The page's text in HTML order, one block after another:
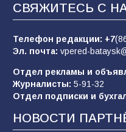
Морской квест в
воспитанники
74 01.08.2026
В детском саду № 35
строительные
спортивного
71 07.08.2026
СВЯЖИТЕСЬ С
Телефон редакции: +7
Эл. почта: vpered-
Отдел рекламы и
Журналисты: 5-91-32
Отдел подписки и
НОВОСТИ